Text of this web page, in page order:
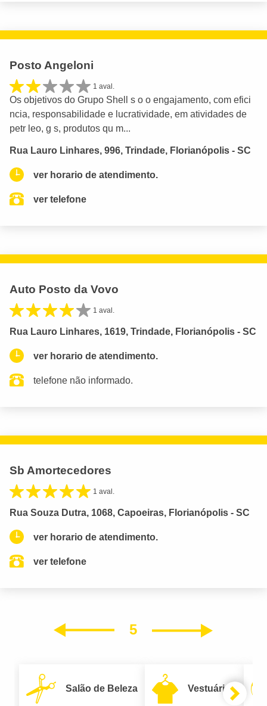
Posto Angeloni
1 aval.
Os objetivos do Grupo Shell s o o engajamento, com efici
ncia, responsabilidade e lucratividade, em atividades de
petr leo, g s, produtos qu m...
Rua Lauro Linhares, 996, Trindade, Florianópolis - SC
ver horario de atendimento.
ver telefone
Auto Posto da Vovo
1 aval.
Rua Lauro Linhares, 1619, Trindade, Florianópolis - SC
ver horario de atendimento.
telefone não informado.
Sb Amortecedores
1 aval.
Rua Souza Dutra, 1068, Capoeiras, Florianópolis - SC
ver horario de atendimento.
ver telefone
5
Salão de Beleza Vestuário